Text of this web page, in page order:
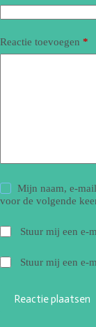
Reactie toevoegen *
Mijn naam, e-
voor de volgende
Stuur mij een e-
Stuur mij een e-
Reactie plaatsen